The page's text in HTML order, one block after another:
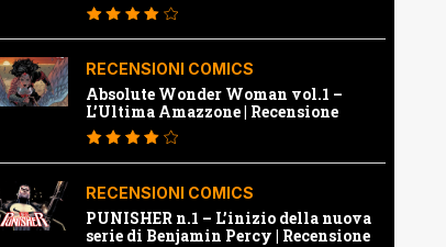
RECENSIONI COMICS
Absolute Wonder Woman vol.1 –
L’Ultima Amazzone | Recensione
RECENSIONI COMICS
PUNISHER n.1 – L’inizio della nuova
serie di Benjamin Percy | Recensione